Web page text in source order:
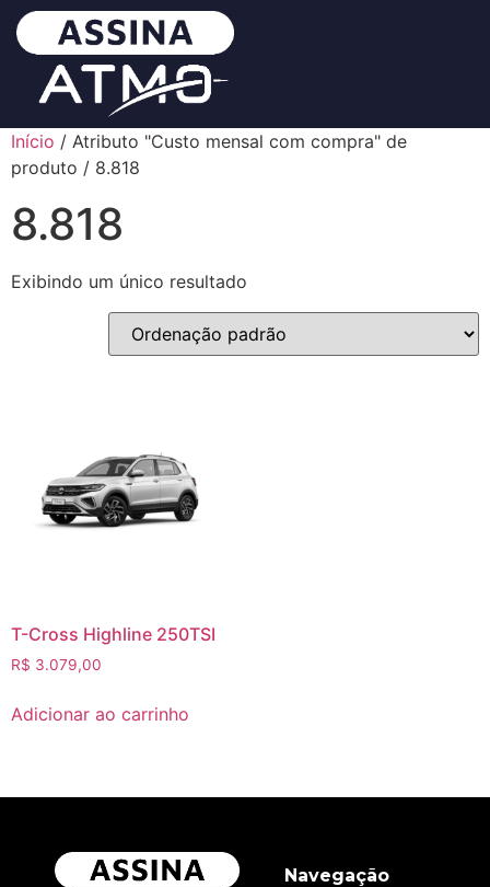
Início / Atributo "Custo mensal com compra" de
produto / 8.818
8.818
Exibindo um único resultado
T-Cross Highline 250TSI
R$ 3.079,00
Adicionar ao carrinho
Navegação